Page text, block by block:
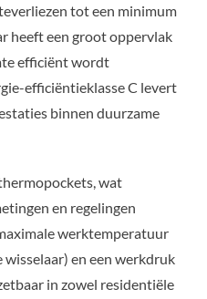
tot een minimum
heeft een groot oppervlak
efficiënt wordt
efficiëntieklasse C levert
binnen duurzame
wat
en regelingen
werktemperatuur
wisselaar) en een werkdruk
in zowel residentiële